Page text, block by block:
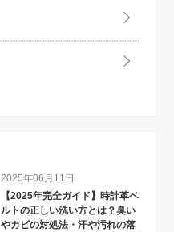
2025年06月11日
【2025年完全ガイド】時計革ベ
ルトの正しい洗い方とは？臭い
やカビの対処法・汗や汚れの落